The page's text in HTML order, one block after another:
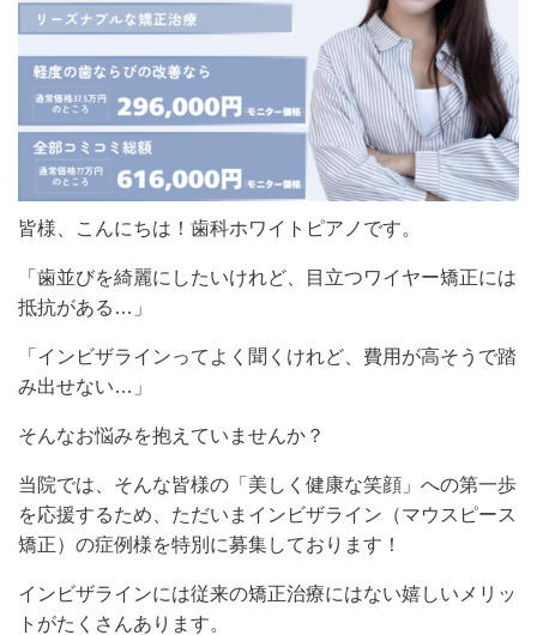
皆様、こんにちは！歯科ホワイトピアノです。
「歯並びを綺麗にしたいけれど、目立つワイヤー矯正には
抵抗がある…」
「インビザラインってよく聞くけれど、費用が高そうで踏
み出せない…」
そんなお悩みを抱えていませんか？
当院では、そんな皆様の「美しく健康な笑顔」への第一歩
を応援するため、ただいまインビザライン（マウスピース
矯正）の症例様を特別に募集しております！
インビザラインには従来の矯正治療にはない嬉しいメリッ
トがたくさんあります。